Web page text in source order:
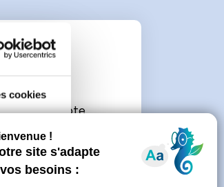
cookies
un compte.